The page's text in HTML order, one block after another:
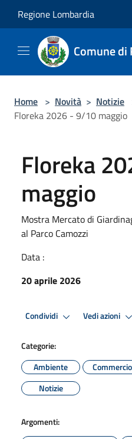
Regione Lombardia
Comune di
Home > Novità > Notizie
Floreka 2026 - 9/10 maggio
Floreka
maggio
Mostra Mercato di
al Parco Camozzi
Data :
20 aprile 2026
Condividi Vedi azioni
Categorie:
Ambiente
Commercio
Notizie
Argomenti: